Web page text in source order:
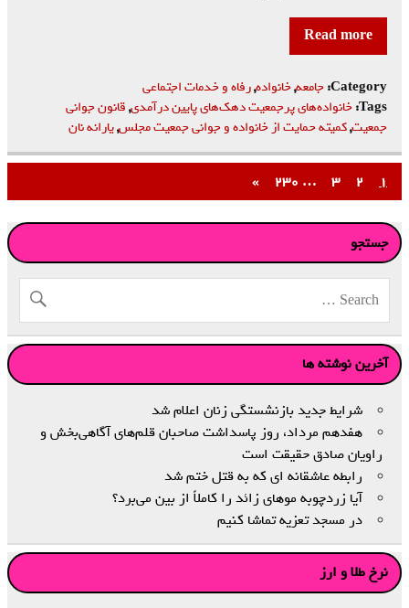
Read more
Category: جامعه,خانواده,رفاه و خدمات اجتماعی
Tags: خانواده‌های پرجمعیت دهک‌های پایین درآمدی,قانون جوانی
جمعیت,کمیته حمایت از خانواده و جوانی جمعیت مجلس,یارانه نان
۱ ۲ ۳ … ۲۳۰ »
جستجو
آخرین نوشته ها
شرایط جدید بازنشستگی زنان اعلام شد
هفدهم مرداد، روز پاسداشت صاحبان قلم‌های آگاهی‌بخش و
راویان صادق حقیقت است
رابطه عاشقانه ای که به قتل ختم شد
آیا زردچوبه موهای زائد را کاملاً از بین می‌برد؟
در مسجد تعزیه تماشا کنیم
نرخ طلا و ارز